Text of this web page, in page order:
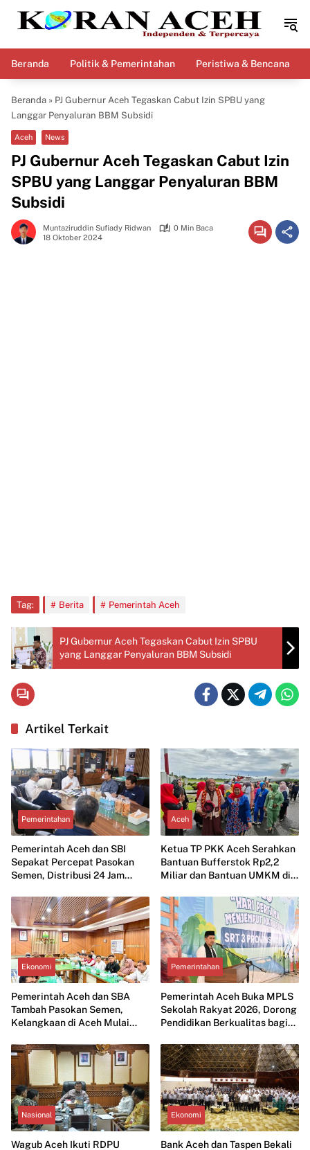
Beranda Politik & Pemerintahan Peristiwa & Bencana
Beranda » PJ Gubernur Aceh Tegaskan Cabut Izin SPBU yang
Langgar Penyaluran BBM Subsidi
Aceh News
PJ Gubernur Aceh Tegaskan Cabut Izin
SPBU yang Langgar Penyaluran BBM
Subsidi
Muntaziruddin Sufiady Ridwan
0 Min Baca
18 Oktober 2024
Tag: Berita Pemerintah Aceh
PJ Gubernur Aceh Tegaskan Cabut Izin SPBU
yang Langgar Penyaluran BBM Subsidi
Artikel Terkait
Pemerintahan
Pemerintah Aceh dan SBI
Sepakat Percepat Pasokan
Semen, Distribusi 24 Jam
Aceh
Ketua TP PKK Aceh Serahkan
Bantuan Bufferstok Rp2,2
Miliar dan Bantuan UMKM di
Ekonomi
Pemerintah Aceh dan SBA
Tambah Pasokan Semen,
Kelangkaan di Aceh Mulai
Pemerintahan
Pemerintah Aceh Buka MPLS
Sekolah Rakyat 2026, Dorong
Pendidikan Berkualitas bagi
Nasional
Wagub Aceh Ikuti RDPU
Ekonomi
Bank Aceh dan Taspen Bekali